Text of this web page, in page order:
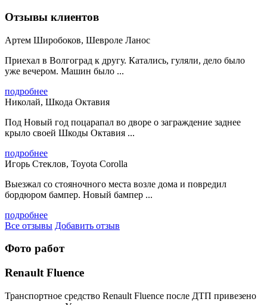
Отзывы клиентов
Артем Широбоков, Шевроле Ланос
Приехал в Волгоград к другу. Катались, гуляли, дело было
уже вечером. Машин было ...
подробнее
Николай, Шкода Октавия
Под Новый год поцарапал во дворе о заграждение заднее
крыло своей Шкоды Октавия ...
подробнее
Игорь Стеклов, Toyota Corolla
Выезжал со стояночного места возле дома и повредил
бордюром бампер. Новый бампер ...
подробнее
Все отзывы Добавить отзыв
Фото работ
Renault Fluence
Транспортное средство Renault Fluence после ДТП привезено